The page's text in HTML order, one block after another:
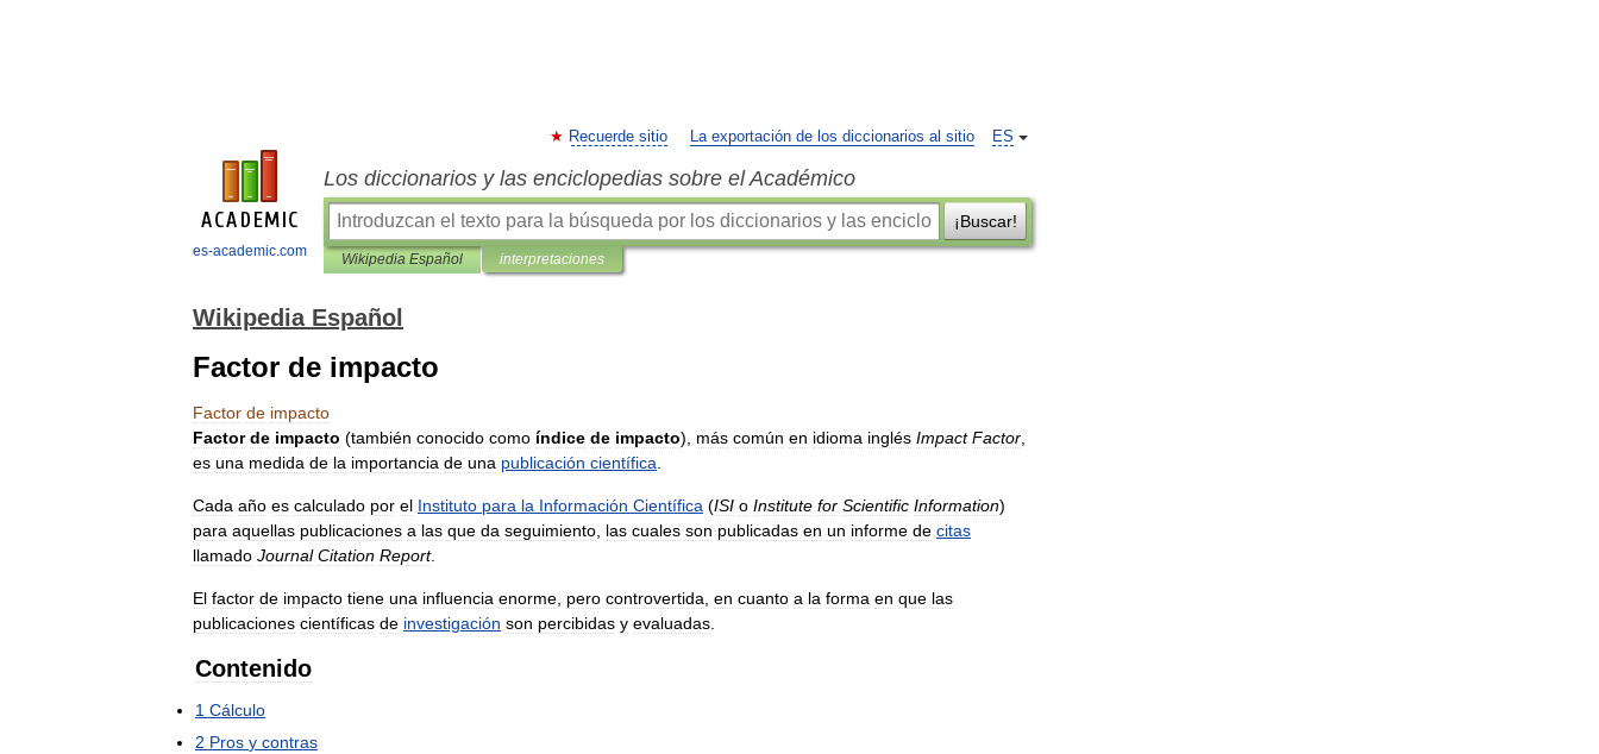
es-academic.com
ES
Recuerde sitio La exportación de los diccionarios al sitio
Los diccionarios y las enciclopedias sobre el Académico
¡Buscar!
Wikipedia Español interpretaciones
Wikipedia Español
Factor de impacto
Factor de impacto
Factor de impacto (también conocido como índice de impacto), más común en idioma inglés Impact Factor
es una medida de la importancia de una publicación científica
Cada año es calculado por el Instituto para la Información Científica (ISI o Institute for Scientific Information)
para aquellas publicaciones a las que da seguimiento las cuales son publicadas en un informe de citas
llamado Journal Citation Report.
El factor de impacto tiene una influencia enorme pero controvertida en cuanto a la forma en que las
publicaciones científicas de investigación son percibidas y evaluadas
Contenido
1 Cálculo
2 Pros y contras